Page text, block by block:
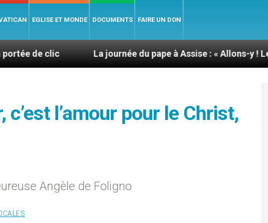
EGLISE ET MONDE DOCUMENTS FAIRE UN DON
La journée du pape à Assise : « Allons-y ! Let’s go ! »
l’amour pour le Christ,
Angèle de Foligno